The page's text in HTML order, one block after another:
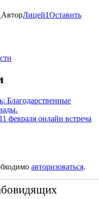
АвторЛицей1Оставить
Благодарственные
11 февраля онлайн встреча
авторизоваться.